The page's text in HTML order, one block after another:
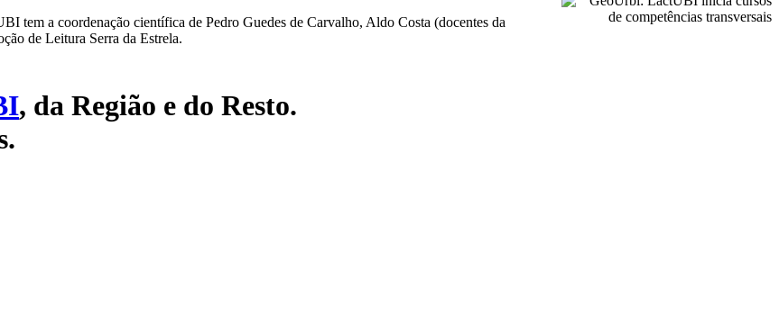
tem a coordenação científica de Pedro Guedes de Carvalho, Aldo Costa (docentes da
de Leitura Serra da Estrela.
, da Região e do Resto.